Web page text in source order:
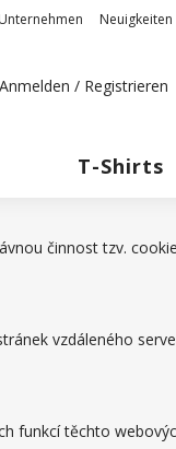
Anmelden / Registrieren
T-Shirts
činnost tzv.
vzdáleného
funkcí těchto